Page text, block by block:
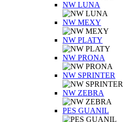
NW LUNA
NW MEXY
NW PLATY
NW PRONA
NW SPRINTER
NW ZEBRA
PES GUANIL